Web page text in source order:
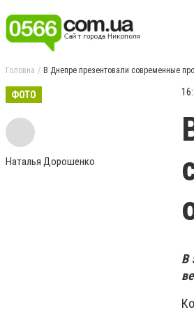
Головна В Днепре презентовали современные
ФОТО
Наталья Дорошенко
В